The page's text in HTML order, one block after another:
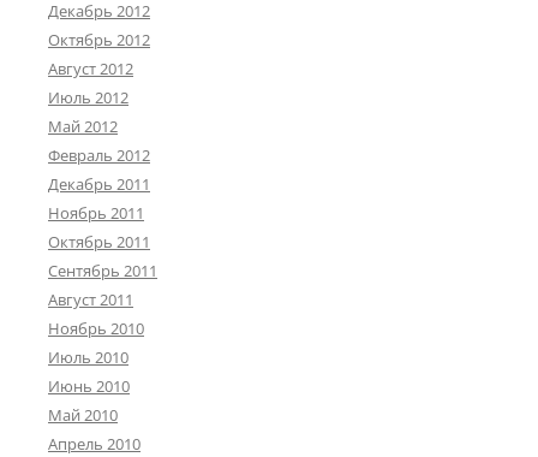
Декабрь 2012
Октябрь 2012
Август 2012
Июль 2012
Май 2012
Февраль 2012
Декабрь 2011
Ноябрь 2011
Октябрь 2011
Сентябрь 2011
Август 2011
Ноябрь 2010
Июль 2010
Июнь 2010
Май 2010
Апрель 2010